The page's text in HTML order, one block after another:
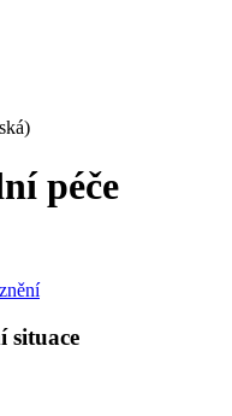
péče
situace